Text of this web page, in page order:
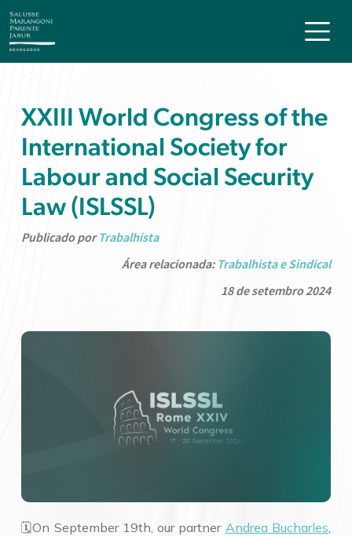
XXIII World Congress of the
International Society for
Labour and Social Security
Law (ISLSSL)
Publicado porTrabalhista
Área relacionada: Trabalhista e Sindical
18 de setembro 2024
🗓On September 19th, our partner Andrea Bucharles